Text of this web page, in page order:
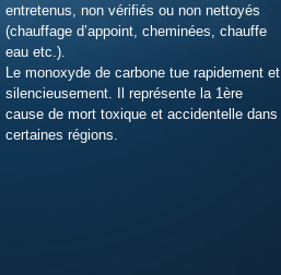
entretenus, non vérifiés ou non nettoyés
(chauffage d’appoint, cheminées, chauffe
eau etc.).
Le monoxyde de carbone tue rapidement et
silencieusement. Il représente la 1ère
cause de mort toxique et accidentelle dans
certaines régions.